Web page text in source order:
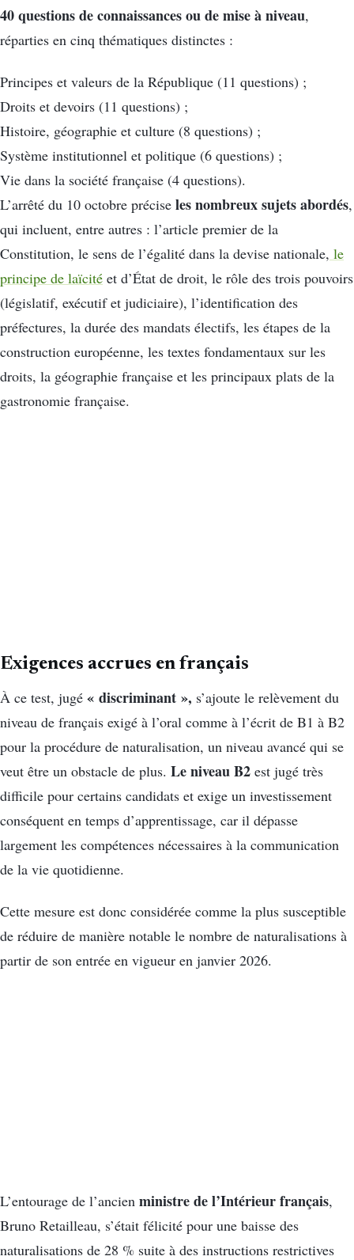
40 questions de connaissances ou de mise à niveau,
réparties en cinq thématiques distinctes :
Principes et valeurs de la République (11 questions) ;
Droits et devoirs (11 questions) ;
Histoire, géographie et culture (8 questions) ;
Système institutionnel et politique (6 questions) ;
Vie dans la société française (4 questions).
L’arrêté du 10 octobre précise les nombreux sujets abordés,
qui incluent, entre autres : l’article premier de la
Constitution, le sens de l’égalité dans la devise nationale, le
principe de laïcité et d’État de droit, le rôle des trois pouvoirs
(législatif, exécutif et judiciaire), l’identification des
préfectures, la durée des mandats électifs, les étapes de la
construction européenne, les textes fondamentaux sur les
droits, la géographie française et les principaux plats de la
gastronomie française.
Exigences accrues en français
À ce test, jugé « discriminant », s’ajoute le relèvement du
niveau de français exigé à l’oral comme à l’écrit de B1 à B2
pour la procédure de naturalisation, un niveau avancé qui se
veut être un obstacle de plus. Le niveau B2 est jugé très
difficile pour certains candidats et exige un investissement
conséquent en temps d’apprentissage, car il dépasse
largement les compétences nécessaires à la communication
de la vie quotidienne.
Cette mesure est donc considérée comme la plus susceptible
de réduire de manière notable le nombre de naturalisations à
partir de son entrée en vigueur en janvier 2026.
L’entourage de l’ancien ministre de l’Intérieur français,
Bruno Retailleau, s’était félicité pour une baisse des
naturalisations de 28 % suite à des instructions restrictives